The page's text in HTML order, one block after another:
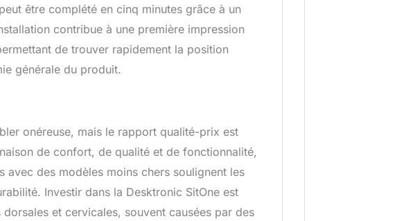
être complété en cinq minutes grâce à un
contribue à une première impression
de trouver rapidement la position
générale du produit.
onéreuse, mais le rapport qualité-prix est
de confort, de qualité et de fonctionnalité,
avec des modèles moins chers soulignent les
Investir dans la Desktronic SitOne est
et cervicales, souvent causées par des